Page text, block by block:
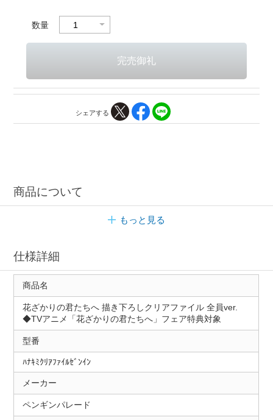
数量
シェアする
商品について
もっと見る
仕様詳細
商品名
花ざかりの君たちへ 描き下ろしクリアファイル 全員ver.
◆TVアニメ「花ざかりの君たちへ」フェア特典対象
型番
ﾊﾅｷﾐｸﾘｱﾌｧｲﾙｾﾞﾝｲﾝ
メーカー
ペンギンパレード